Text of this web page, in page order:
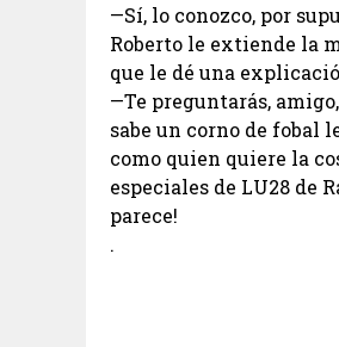
—Sí, lo conozco, por
Roberto le extiende la
que le dé una
—Te preguntarás,
sabe un corno de fobal
como quien quiere la
especiales de LU28 de
parece!
.